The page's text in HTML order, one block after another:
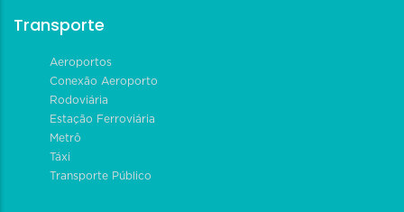
Transporte
Aeroportos
Conexão Aeroporto
Rodoviária
Estação Ferroviária
Metrô
Táxi
Transporte Público